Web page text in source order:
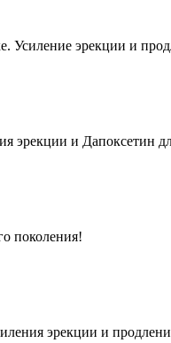
Усиление эрекции и
эрекции и Дапоксетин
поколения!
эрекции и